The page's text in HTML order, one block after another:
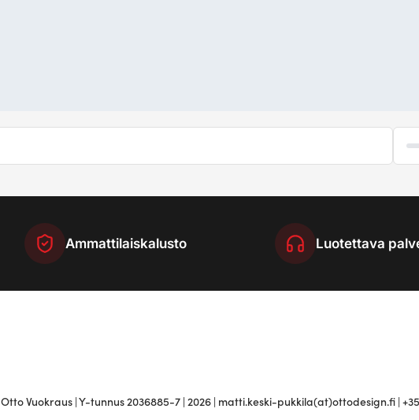
Ammattilaiskalusto Luotettava
Otto Vuokraus | Y-tunnus 2036885-7 | 2026 | matti.keski-pukkila(at)ottodesign.fi |